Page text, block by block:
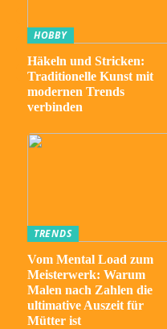
HOBBY
Häkeln und Stricken:
Traditionelle Kunst mit
modernen Trends
verbinden
TRENDS
Vom Mental Load zum
Meisterwerk: Warum
Malen nach Zahlen die
ultimative Auszeit für
Mütter ist